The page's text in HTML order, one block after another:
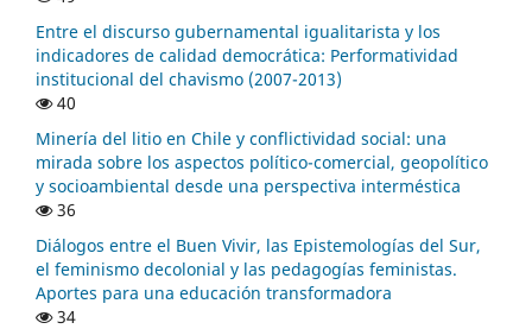
Entre el discurso gubernamental igualitarista y los
indicadores de calidad democrática: Performatividad
institucional del chavismo (2007-2013)
40
Minería del litio en Chile y conflictividad social: una
mirada sobre los aspectos político-comercial, geopolítico
y socioambiental desde una perspectiva interméstica
36
Diálogos entre el Buen Vivir, las Epistemologías del Sur,
el feminismo decolonial y las pedagogías feministas.
Aportes para una educación transformadora
34